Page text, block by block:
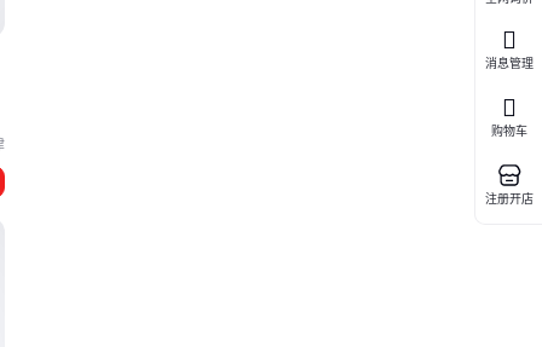
消息管理
购物车
注册开店